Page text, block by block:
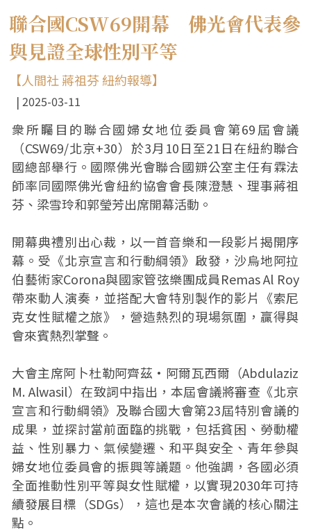
聯合國CSW69開幕 佛光會代表參
與見證全球性別平等
【人間社 蔣祖芬 紐約報導】
2025-03-11
衆所矚目的聯合國婦女地位委員會第69屆會議
（CSW69/北京+30）於3月10日至21日在紐約聯合
國總部舉行。國際佛光會聯合國辧公室主任有霖法
師率同國際佛光會紐約協會會長陳澄慧、理事蔣祖
芬、梁雪玲和郭瑩芳出席開幕活動。
開幕典禮別出心裁，以一首音樂和一段影片揭開序
幕。受《北京宣言和行動綱領》啟發，沙烏地阿拉
伯藝術家Corona與國家管弦樂團成員Remas Al Roy
帶來動人演奏，並搭配大會特別製作的影片《索尼
克女性賦權之旅》，營造熱烈的現場氛圍，贏得與
會來賓熱烈掌聲。
大會主席阿卜杜勒阿齊茲·阿爾瓦西爾（Abdulaziz
M. Alwasil）在致詞中指出，本屆會議將審查《北京
宣言和行動綱領》及聯合國大會第23屆特別會議的
成果，並探討當前面臨的挑戰，包括貧困、勞動權
益、性別暴力、氣候變遷、和平與安全、青年參與
婦女地位委員會的振興等議題。他強調，各國必須
全面推動性別平等與女性賦權，以實現2030年可持
續發展目標（SDGs），這也是本次會議的核心關注
點。